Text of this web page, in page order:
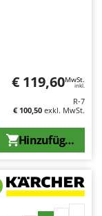
€ 119,60MwSt.
inkl.
R-7
€ 100,50 exkl. MwSt.
Hinzufügen